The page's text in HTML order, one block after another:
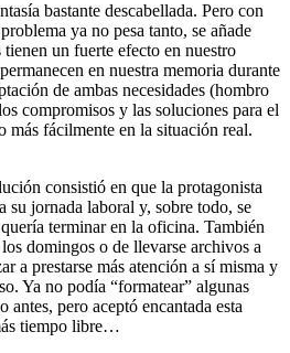
bastante descabellada. Pero con
ya no pesa tanto, se añade
un fuerte efecto en nuestro
en nuestra memoria durante
de ambas necesidades (hombro
compromisos y las soluciones para el
más fácilmente en la situación real.
consistió en que la protagonista
su jornada laboral y, sobre todo, se
terminar en la oficina. También
domingos o de llevarse archivos a
a prestarse más atención a sí misma y
Ya no podía “formatear” algunas
antes, pero aceptó encantada esta
tiempo libre…